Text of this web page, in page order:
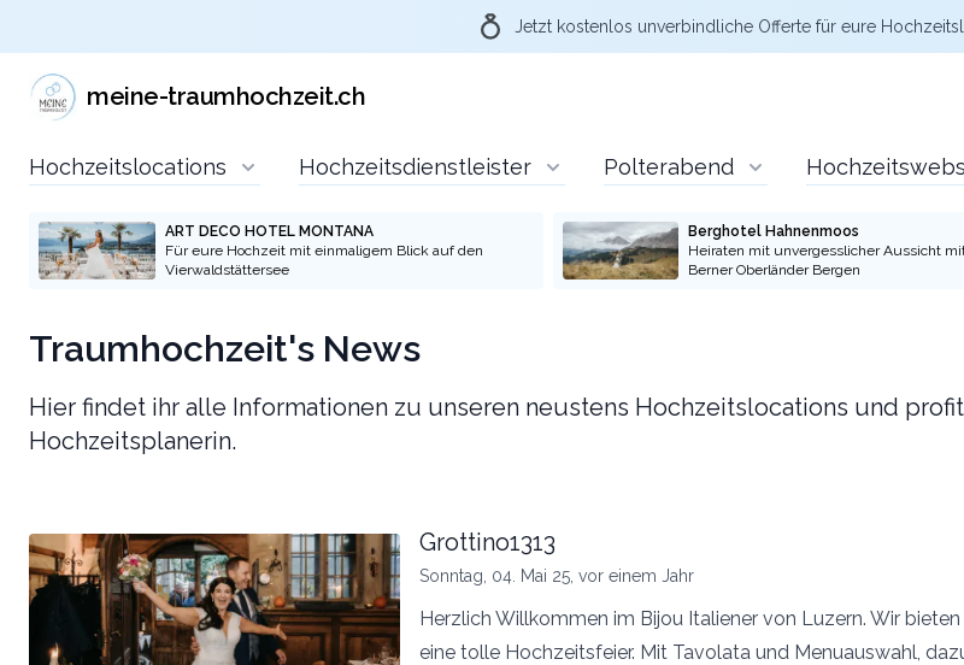
Jetzt kostenlos unverbindliche Offertefür eure
meine-traumhochzeit.ch
Hochzeitslocations Hochzeitsdienstleister Polterabend
ART DECO HOTEL MONTANA
Für eure Hochzeit mit einmaligem Blick auf den
Vierwaldstättersee
Berghotel Hahnenmoos
Heiraten mit unvergesslicher Aussicht
Berner Oberländer Bergen
Traumhochzeit's News
Hier findet ihr alle Informationen zu unseren neustens Hochzeitslocations und
Hochzeitsplanerin.
Grottino1313
Sonntag, 04. Mai 25, vor einem Jahr
Herzlich Willkommen im Bijou Italiener von Luzern. Wir
eine tolle Hochzeitsfeier. Mit Tavolata und Menuauswahl,